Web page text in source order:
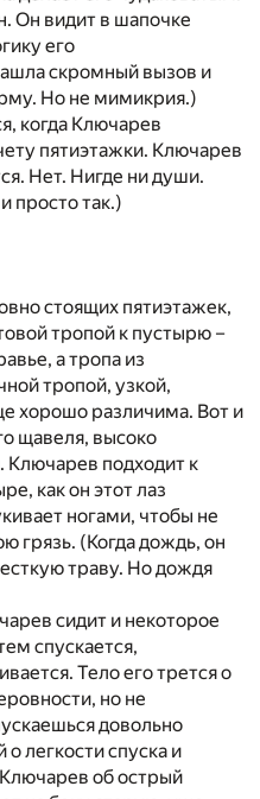
Он видит в шапочке
его
скромный вызов и
Но не мимикрия.)
когда Ключарев
пятиэтажки. Ключарев
Нет. Нигде ни души.
просто так.)
стоящих пятиэтажек,
тропой к пустырю –
а тропа из
тропой, узкой,
хорошо различима. Вот и
щавеля, высоко
подходит к
как он этот лаз
ногами, чтобы не
грязь. (Когда дождь, он
траву. Но дождя
сидит и некоторое
спускается,
Тело его трется о
но не
довольно
легкости спуска и
об острый